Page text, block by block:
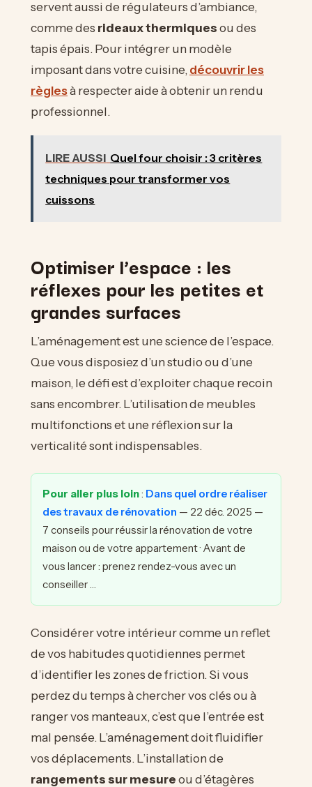
servent aussi de régulateurs d’ambiance,
comme des rideaux thermiquesou des
tapis épais. Pour intégrer un modèle
imposant dans votre cuisine, découvrir les
règlesà respecter aide à obtenir un rendu
professionnel.
LIRE AUSSI Quel four choisir : 3 critères
techniques pour transformer vos
cuissons
Optimiser l’espace : les
réflexes pour les petites et
grandes surfaces
L’aménagement est une science de l’espace.
Que vous disposiez d’un studio ou d’une
maison, le défi est d’exploiter chaque recoin
sans encombrer. L’utilisation de meubles
multifonctions et une réflexion sur la
verticalité sont indispensables.
Pour aller plus loin: Dans quel ordre réaliser
des travaux de rénovation — 22 déc. 2025 —
7 conseils pour réussir la rénovation de votre
maison ou de votre appartement · Avant de
vous lancer : prenez rendez-vous avec un
conseiller …
Considérer votre intérieur comme un reflet
de vos habitudes quotidiennes permet
d’identifier les zones de friction. Si vous
perdez du temps à chercher vos clés ou à
ranger vos manteaux, c’est que l’entrée est
mal pensée. L’aménagement doit fluidifier
vos déplacements. L’installation de
rangements sur mesureou d’étagères